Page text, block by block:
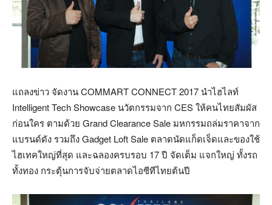
แถลงข่าว จัดงาน COMMART CONNECT 2017 นำไฮไลท์
Intelligent Tech Showcase นวัตกรรมจาก CES ให้คนไทยสัมผัส
ก่อนใคร ตามด้วย Grand Clearance Sale มหกรรมถล่มราคาจาก
แบรนด์ดัง รวมถึง Gadget Loft Sale ตลาดนัดแก็ดเจ็ดและของใช้
ไฮเทคใหญ่ที่สุด และฉลองครบรอบ 17 ปี จัดเต็ม แจกใหญ่ ทั้งรถ
ทั้งทอง กระตุ้นการจับจ่ายตลาดไอซีทีไทยต้นปี